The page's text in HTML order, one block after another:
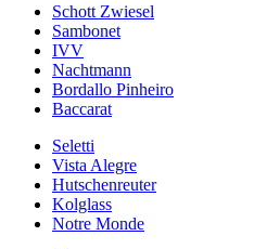
Schott Zwiesel
Sambonet
IVV
Nachtmann
Bordallo Pinheiro
Baccarat
Seletti
Vista Alegre
Hutschenreuter
Kolglass
Notre Monde